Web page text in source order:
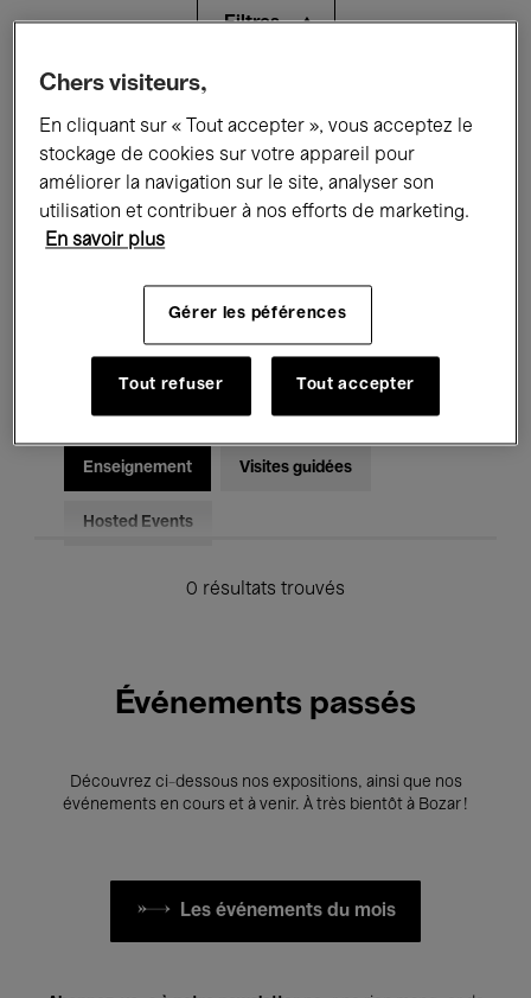
Filtres
Expositions Films Performances
Rencontres & Débats Jazz
Musique électronique
Pour tous Kids’ Palace
Enseignement Visites guidées
Hosted Events
0 résultats trouvés
Événements passés
Découvrez ci-dessous nos expositions, ainsi que nos
événements en cours et à venir. À très bientôt à Bozar !
Les événements du mois
Chers visiteurs,
En cliquant sur « Tout accepter », vous acceptez le
stockage de cookies sur votre appareil pour
améliorer la navigation sur le site, analyser son
utilisation et contribuer à nos efforts de marketing.
En savoir plus
Gérer les péférences
Tout refuser Tout accepter